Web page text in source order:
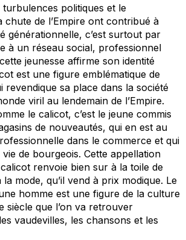
turbulences politiques et le
chute de l’Empire ont contribué à
générationnelle, c’est surtout par
à un réseau social, professionnel
jeunesse affirme son identité
est une figure emblématique de
revendique sa place dans la société
viril au lendemain de l’Empire.
le calicot, c’est le jeune commis
de nouveautés, qui en est au
dans le commerce et qui
de bourgeois. Cette appellation
renvoie bien sur à la toile de
mode, qu’il vend à prix modique. Le
homme est une figure de la culture
siècle que l’on va retrouver
vaudevilles, les chansons et les